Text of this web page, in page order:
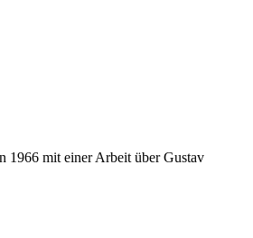
1966 mit einer Arbeit über Gustav